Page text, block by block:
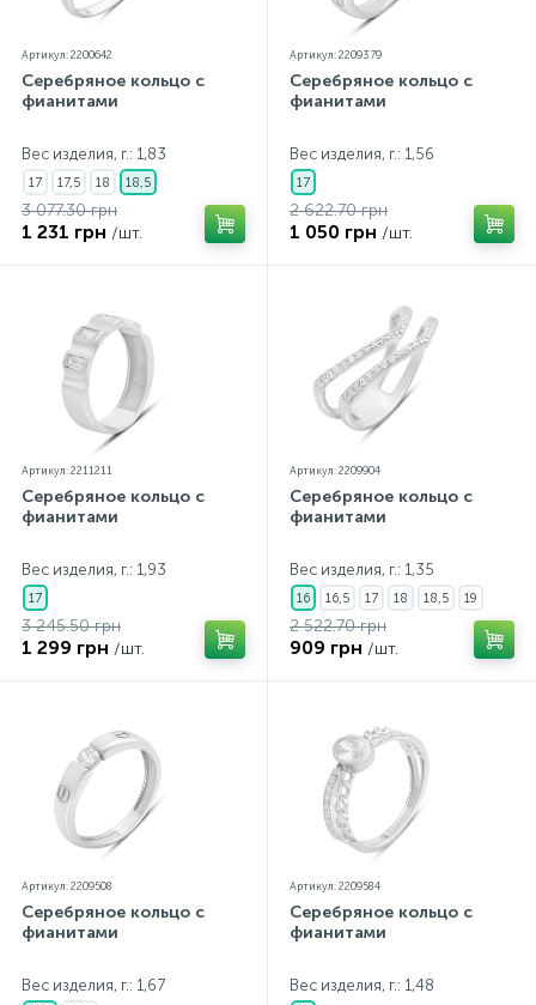
Артикул: 2200642
Серебряное кольцо с
фианитами
Вес изделия, г.: 1,83
17 17,5 18 18,5
3 077.30 грн
1 231 грн /шт.
Артикул: 2209379
Серебряное кольцо с
фианитами
Вес изделия, г.: 1,56
17
2 622.70 грн
1 050 грн /шт.
Артикул: 2211211
Серебряное кольцо с
фианитами
Вес изделия, г.: 1,93
17
3 245.50 грн
1 299 грн /шт.
Артикул: 2209904
Серебряное кольцо с
фианитами
Вес изделия, г.: 1,35
16 16,5 17 18 18,5 19
2 522.70 грн
909 грн /шт.
Артикул: 2209508
Серебряное кольцо с
фианитами
Вес изделия, г.: 1,67
Артикул: 2209584
Серебряное кольцо с
фианитами
Вес изделия, г.: 1,48